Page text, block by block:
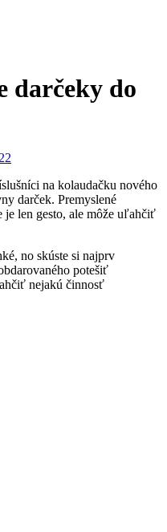
darčeky do
na kolaudačku nového
darček. Premyslené
je len gesto, ale môže uľahčiť
no skúste si najprv
potešiť
nejakú činnosť